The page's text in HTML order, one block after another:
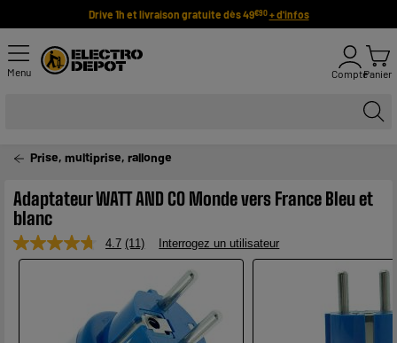
Drive 1h et livraison gratuite dès 49€90 + d'infos
Menu ComptePanier
Prise, multiprise, rallonge
Adaptateur WATT AND CO Monde vers France Bleu et
blanc
4.7 Lire
11
Lien
sur
la
même
(11) Interrogez un utilisateur